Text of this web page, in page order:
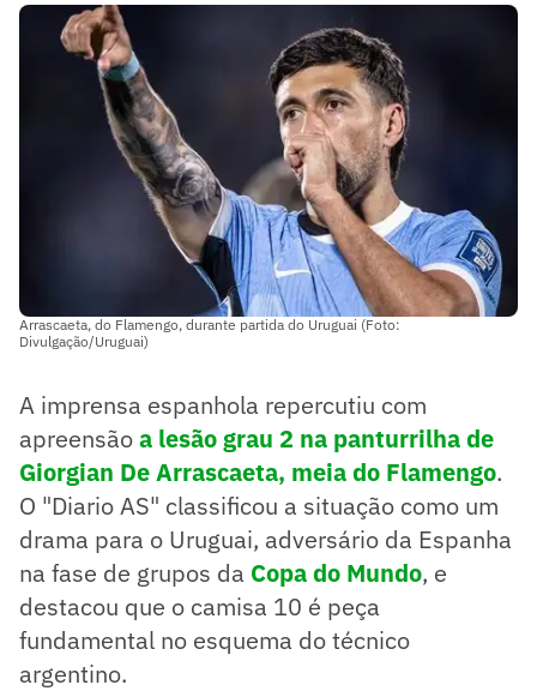
Arrascaeta, do Flamengo, durante partida do Uruguai (Foto:
Divulgação/Uruguai)
A imprensa espanhola repercutiu com
apreensãoa lesão grau 2 na panturrilha de
Giorgian De Arrascaeta, meia do Flamengo.
O "Diario AS" classificou a situação como um
drama para o Uruguai, adversário da Espanha
na fase de grupos da Copa do Mundo, e
destacou que o camisa 10 é peça
fundamental no esquema do técnico
argentino.